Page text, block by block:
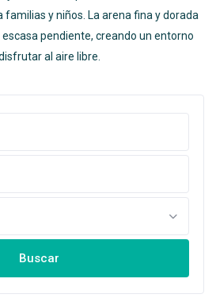
familias y niños. La arena fina y dorada
pendiente, creando un entorno
al aire libre.